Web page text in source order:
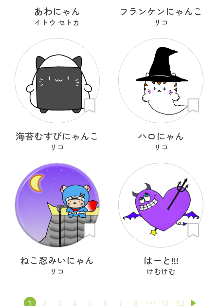
あわにゃん
イトウ セトカ
フランケンにゃんこ
リコ
海苔むすびにゃんこ
リコ
ハロにゃん
リコ
ねこ忍みいにゃん
リコ
はーと!!!
けむけむ
1 2 3 4 5 6 7 8 51 52